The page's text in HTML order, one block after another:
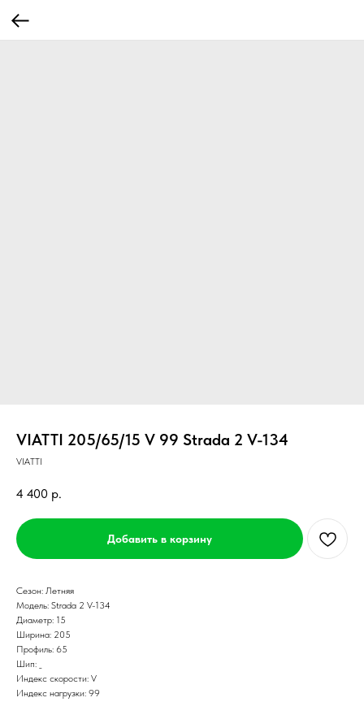
VIATTI 205/65/15 V 99 Strada 2 V-134
VIATTI
4 400 р.
Добавить в корзину
Сезон: Летняя
Модель: Strada 2 V-134
Диаметр: 15
Ширина: 205
Профиль: 65
Шип: _
Индекс скорости: V
Индекс нагрузки: 99